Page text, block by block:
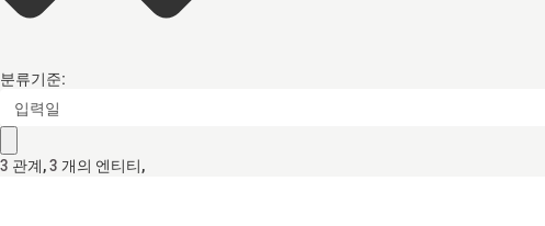
분류기준:
입력일
3 관계,3 개의 엔티티,